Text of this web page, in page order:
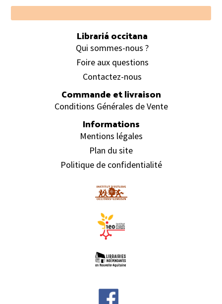
Footer
Librariá occitana
Qui sommes-nous ?
Foire aux questions
Contactez-nous
Commande et livraison
Conditions Générales de Vente
Informations
Mentions légales
Plan du site
Politique de confidentialité